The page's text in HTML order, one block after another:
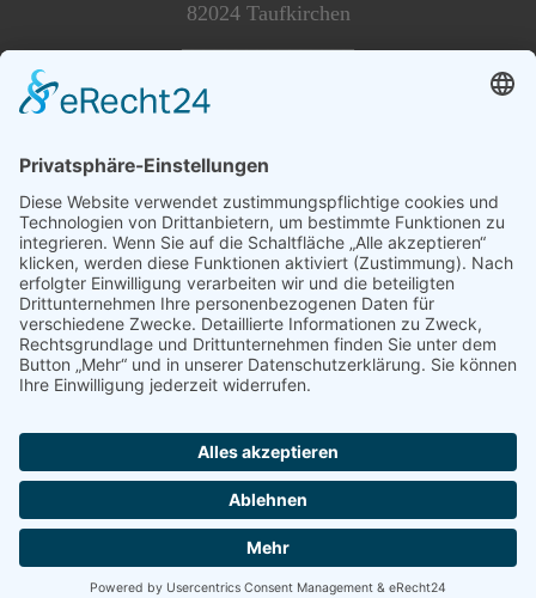
82024 Taufkirchen
Dogs and More
Tel. +49 89-215 36 437
info@magnussonpetfood.de
Tel. +43 676 39 11 127
info@magnussonpetfood.at
Partner
Presse Login
Züchter Login
Newsletter abonnieren
Anfrage Sponsoring
© KUSE.DE Impressum Datenschutz Kontakt